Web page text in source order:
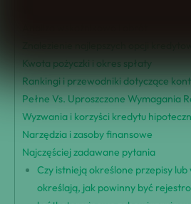
Kwota pożyczki i okres spłaty
Rankingi i przewodniki dotyczące
Pełne Vs. Uproszczone Wymagania
Wyzwania i korzyści kredytu
Narzędzia i zasoby finansowe
Najczęściej zadawane pytania
Czy istnieją określone przepisy
określają, jak powinny być